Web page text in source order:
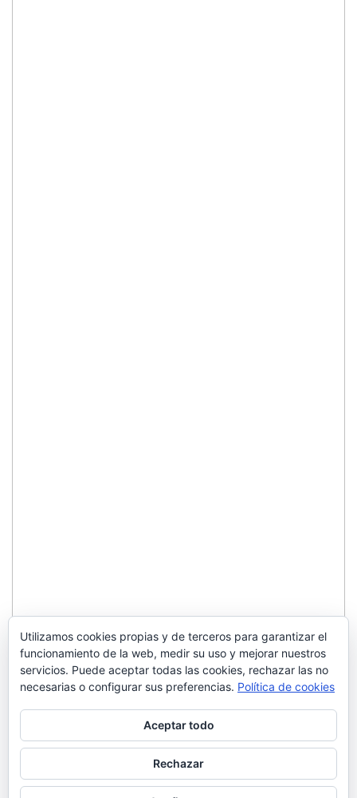
Utilizamos cookies propias y de terceros para garantizar el
funcionamiento de la web, medir su uso y mejorar nuestros
servicios. Puede aceptar todas las cookies, rechazar las no
necesarias o configurar sus preferencias. Política de cookies
Aceptar todo
Rechazar